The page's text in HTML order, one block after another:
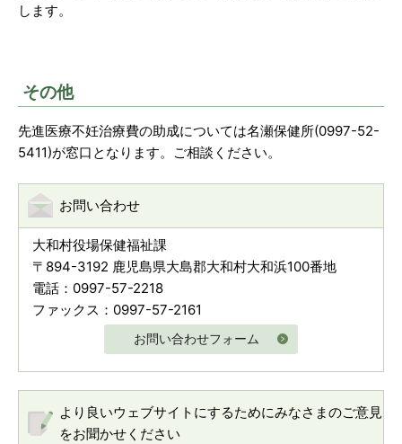
します。
その他
先進医療不妊治療費の助成については名瀬保健所(0997-52-
5411)が窓口となります。ご相談ください。
お問い合わせ
大和村役場保健福祉課
〒894-3192 鹿児島県大島郡大和村大和浜100番地
電話：0997-57-2218
ファックス：0997-57-2161
お問い合わせフォーム
より良いウェブサイトにするためにみなさまのご意見
をお聞かせください